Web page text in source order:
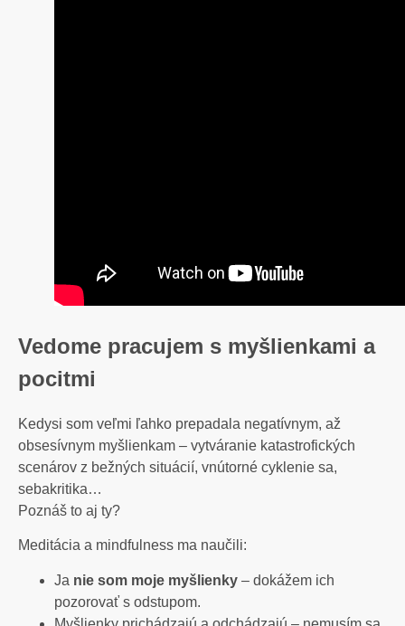
Vedome pracujem s myšlienkami a
pocitmi
Kedysi som veľmi ľahko prepadala negatívnym, až
obsesívnym myšlienkam – vytváranie katastrofických
scenárov z bežných situácií, vnútorné cyklenie sa,
sebakritika…
Poznáš to aj ty?
Meditácia a mindfulness ma naučili:
Ja nie som moje myšlienky – dokážem ich
pozorovať s odstupom.